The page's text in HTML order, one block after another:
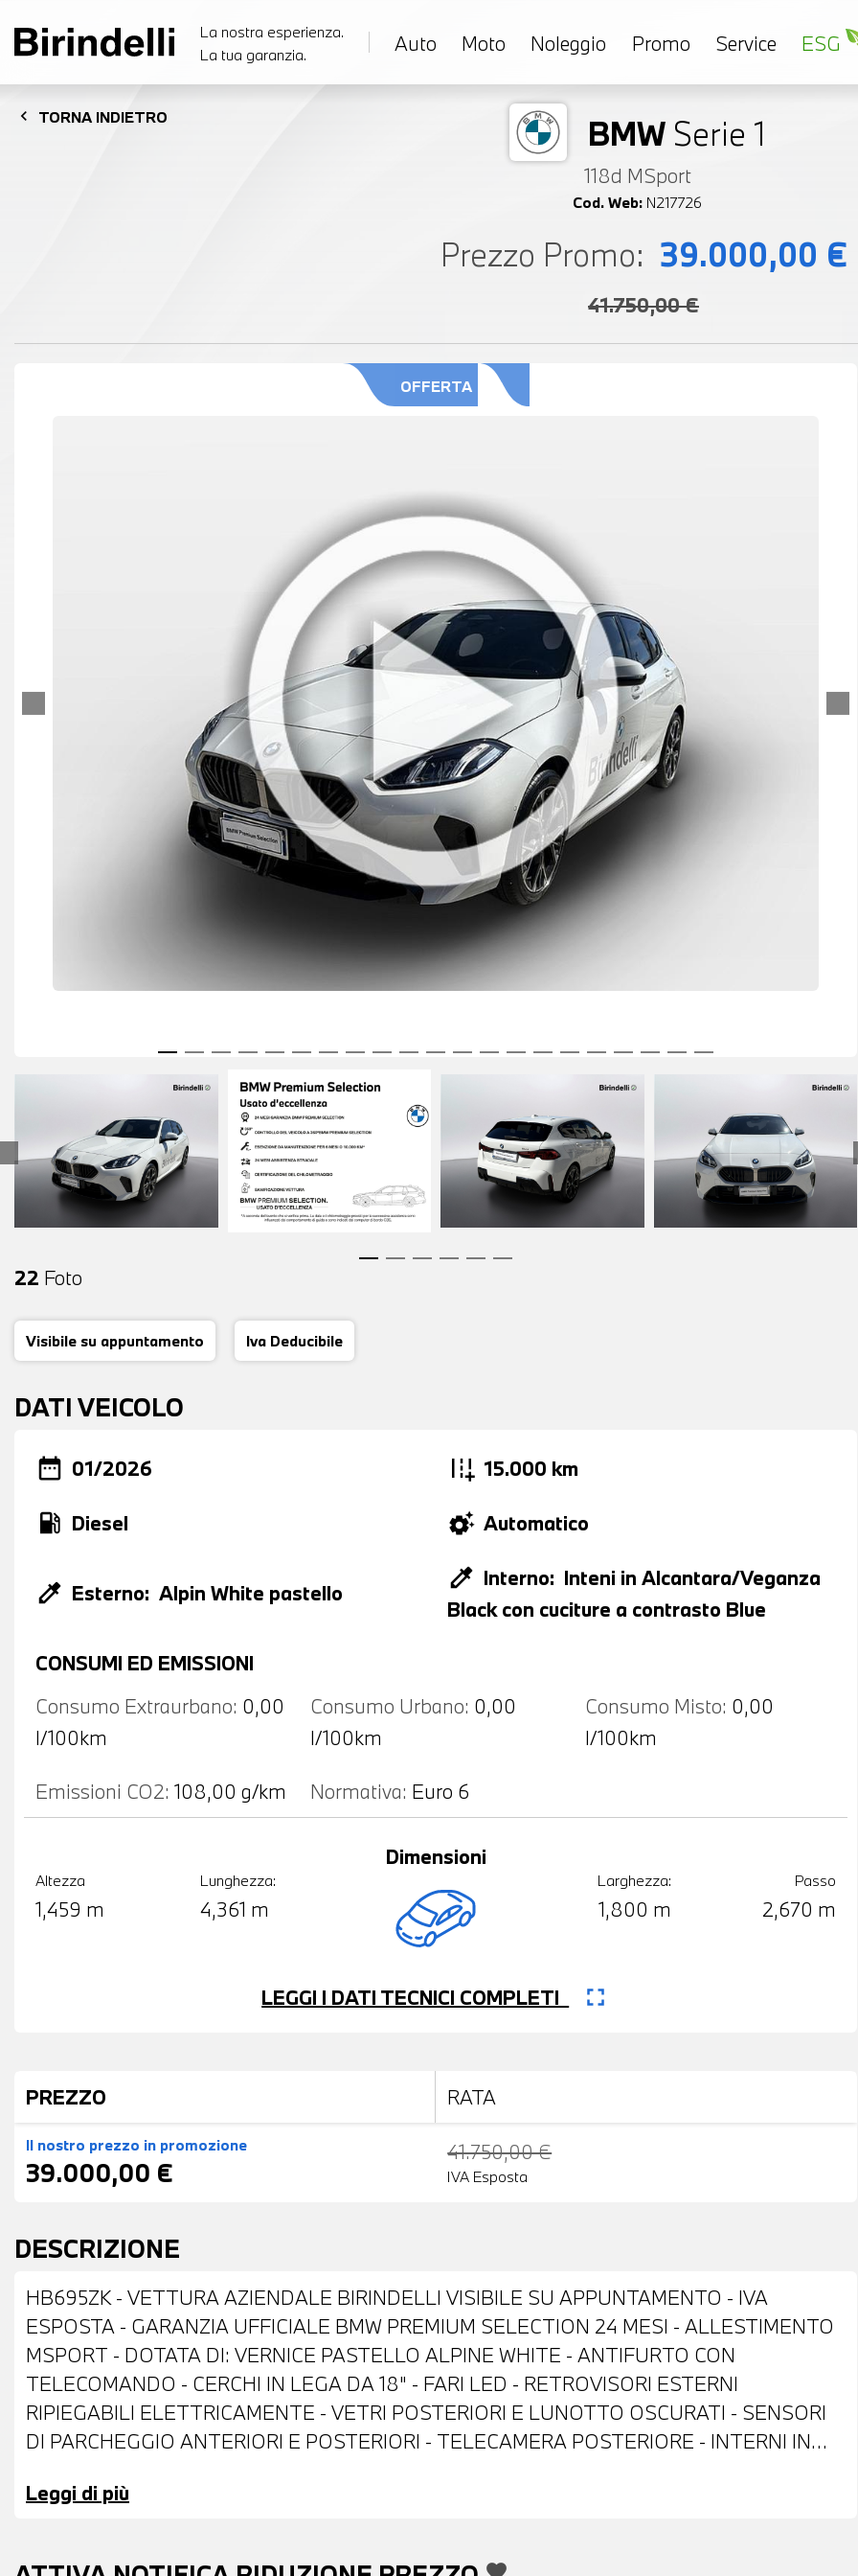
La nostra esperienza.
La tua garanzia.
Auto Moto Noleggio Promo Service ESG
chevron_left TORNA INDIETRO BMW Serie 1
118d MSport
Cod. Web: N217726
Prezzo Promo: 39.000,00 €
41.750,00 €
OFFERTA
22 Foto
Visibile su appuntamento Iva Deducibile
DATI VEICOLO
date_range 01/2026 add_road 15.000 km
local_gas_station Diesel settings_suggestAutomatico
colorize Esterno: Alpin White pastello
colorize Interno: Inteni in Alcantara/Veganza
Black con cuciture a contrasto Blue
CONSUMI ED EMISSIONI
Consumo Extraurbano: 0,00
l/100km
Consumo Urbano: 0,00
l/100km
Consumo Misto: 0,00
l/100km
Emissioni CO2: 108,00 g/km Normativa: Euro 6
Altezza
1,459 m
Lunghezza:
4,361 m
Dimensioni
Larghezza:
1,800 m
Passo
2,670 m
LEGGI I DATI TECNICI COMPLETI fullscreen
PREZZO RATA
Il nostro prezzo in promozione
39.000,00 €
41.750,00 €
IVA Esposta
DESCRIZIONE
HB695ZK - VETTURA AZIENDALE BIRINDELLI VISIBILE SU APPUNTAMENTO - IVA
ESPOSTA - GARANZIA UFFICIALE BMW PREMIUM SELECTION 24 MESI - ALLESTIMENTO
MSPORT - DOTATA DI: VERNICE PASTELLO ALPINE WHITE - ANTIFURTO CON
TELECOMANDO - CERCHI IN LEGA DA 18" - FARI LED - RETROVISORI ESTERNI
RIPIEGABILI ELETTRICAMENTE - VETRI POSTERIORI E LUNOTTO OSCURATI - SENSORI
DI PARCHEGGIO ANTERIORI E POSTERIORI - TELECAMERA POSTERIORE - INTERNI IN
MULTIFUNZIONE - CRUISE CONTROL - CAMBIO AUTOMATICO CON LEVE AL VOLANTE -
DIGITALE DAB - CHIAMATA DI EMERGENZA - TELESERVICES - CLIMATIZZATORE
Leggi di più